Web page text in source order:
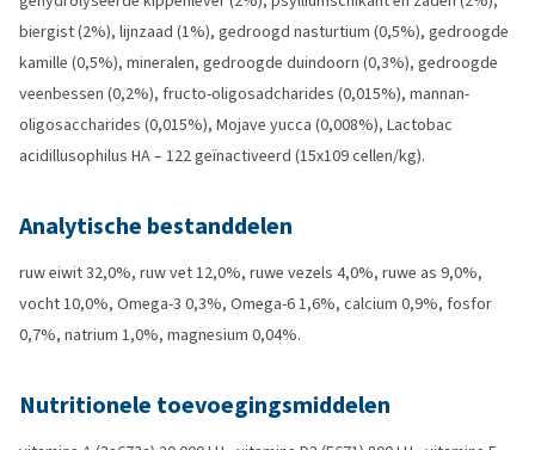
biergist (2%), lijnzaad (1%), gedroogd nasturtium (0,5%), gedroogde
kamille (0,5%), mineralen, gedroogde duindoorn (0,3%), gedroogde
veenbessen (0,2%), fructo-oligosadcharides (0,015%), mannan-
oligosaccharides (0,015%), Mojave yucca (0,008%), Lactobac
acidillusophilus HA – 122 geïnactiveerd (15x109 cellen/kg).
Analytische bestanddelen
ruw eiwit 32,0%, ruw vet 12,0%, ruwe vezels 4,0%, ruwe as 9,0%,
vocht 10,0%, Omega-3 0,3%, Omega-6 1,6%, calcium 0,9%, fosfor
0,7%, natrium 1,0%, magnesium 0,04%.
Nutritionele toevoegingsmiddelen